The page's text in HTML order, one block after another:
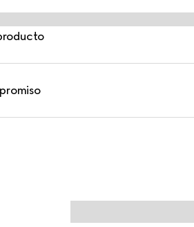
Supreme completa la silueta.